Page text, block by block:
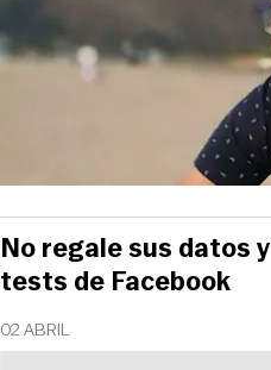
02 ABRIL
No regale sus datos
tests de Facebook